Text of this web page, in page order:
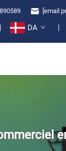
[email
DA